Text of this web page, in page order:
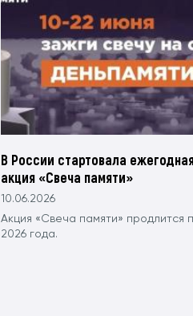
В России стартовала
акция «Свеча памяти»
10.06.2026
Акция «Свеча памяти» продлится
2026 года.